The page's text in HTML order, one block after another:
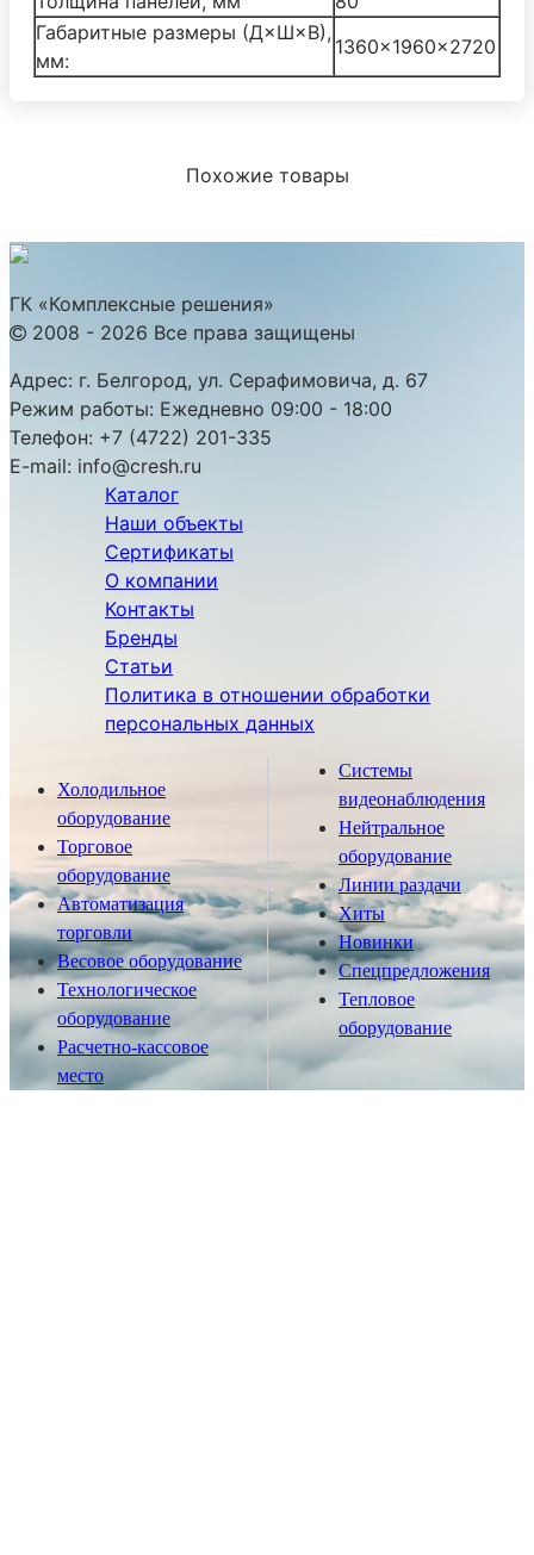
Габаритные размеры (Д×Ш×В),
мм:
1360×1960×2720
Похожие товары
ГК «Комплексные решения»
2008 - 2026 Все права защищены
Адрес: г. Белгород, ул. Серафимовича, д. 67
Режим работы: Ежедневно 09:00 - 18:00
Телефон: +7 (4722) 201-335
E-mail: info@cresh.ru
Каталог
Наши объекты
Сертификаты
О компании
Контакты
Бренды
Статьи
Политика в отношении обработки
персональных данных
Холодильное
оборудование
Торговое
оборудование
Автоматизация
торговли
Весовое оборудование
Технологическое
оборудование
Расчетно-кассовое
место
Системы
видеонаблюдения
Нейтральное
оборудование
Линии раздачи
Хиты
Новинки
Спецпредложения
Тепловое
оборудование